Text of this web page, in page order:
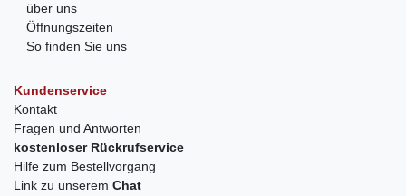
über uns
Öffnungszeiten
So finden Sie uns
Kundenservice
Kontakt
Fragen und Antworten
kostenloser Rückrufservice
Hilfe zum Bestellvorgang
Link zu unserem Chat